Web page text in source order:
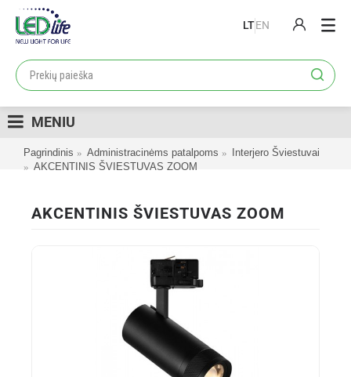
LTEN
PRODUKTAI
LOJALUMO PROGRAMA
KATALOGAI
MENIU
Pagrindinis Administracinėms patalpoms
Interjero Šviestuvai
AKCENTINIS ŠVIESTUVAS ZOOM
AKCENTINIS ŠVIESTUVAS ZOOM